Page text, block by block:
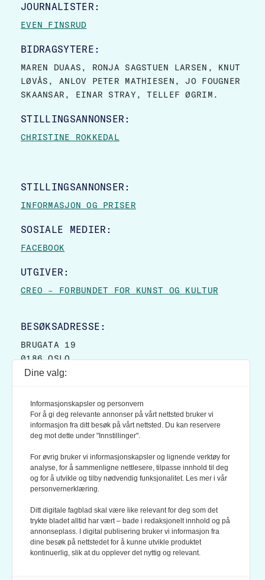
JOURNALISTER:
EVEN FINSRUD
BIDRAGSYTERE:
MAREN DUAAS, RONJA SAGSTUEN LARSEN, KNUT
LØVÅS, ANLOV PETER MATHIESEN, JO FOUGNER
SKAANSAR, EINAR STRAY, TELLEF ØGRIM.
STILLINGSANNONSER:
CHRISTINE ROKKEDAL
STILLINGSANNONSER:
INFORMASJON OG PRISER
SOSIALE MEDIER:
FACEBOOK
UTGIVER:
CREO – FORBUNDET FOR KUNST OG KULTUR
BESØKSADRESSE:
BRUGATA 19
0186 OSLO
POSTBOKS 9007 GRØNLAND
0133 OSLO
LES OGSÅ:
KONTEKSTS PERSONVERN-POLICY
KONTEKST ER MEDLEM AV FAGPRESSEN OG
Dine valg:
Informasjonskapsler og personvern
For å gi deg relevante annonser på vårt nettsted bruker vi
informasjon fra ditt besøk på vårt nettsted. Du kan reservere
deg mot dette under "Innstillinger".
For øvrig bruker vi informasjonskapsler og lignende verktøy for
analyse, for å sammenligne nettlesere, tilpasse innhold til deg
og for å utvikle og tilby nødvendig funksjonalitet. Les mer i vår
personvernerklæring.
Ditt digitale fagblad skal være like relevant for deg som det
trykte bladet alltid har vært – bade i redaksjonelt innhold og på
annonseplass. I digital publisering bruker vi informasjon fra
dine besøk på nettstedet for å kunne utvikle produktet
kontinuerlig, slik at du opplever det nyttig og relevant.